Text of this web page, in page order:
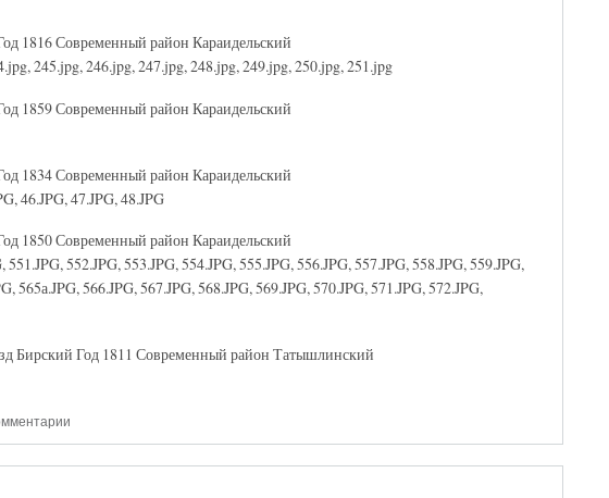
1816 Современный район Караидельский
245.jpg, 246.jpg, 247.jpg, 248.jpg, 249.jpg, 250.jpg, 251.jpg
1859 Современный район Караидельский
1834 Современный район Караидельский
46.JPG, 47.JPG, 48.JPG
1850 Современный район Караидельский
552.JPG, 553.JPG, 554.JPG, 555.JPG, 556.JPG, 557.JPG, 558.JPG, 559.JPG,
565а.JPG, 566.JPG, 567.JPG, 568.JPG, 569.JPG, 570.JPG, 571.JPG, 572.JPG,
Бирский Год 1811 Современный район Татышлинский